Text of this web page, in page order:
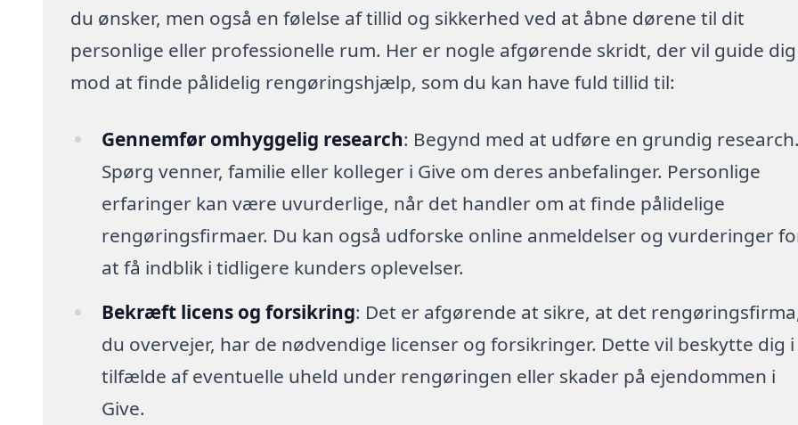
du ønsker, men også en følelse af tillid og sikkerhed ved at åbne dørene til dit
personlige eller professionelle rum. Her er nogle afgørende skridt, der vil guide dig
mod at finde pålidelig rengøringshjælp, som du kan have fuld tillid til:
Gennemfør omhyggelig research: Begynd med at udføre en grundig
Spørg venner, familie eller kolleger i Give om deres anbefalinger. Personlige
erfaringer kan være uvurderlige, når det handler om at finde pålidelige
rengøringsfirmaer. Du kan også udforske online anmeldelser og vurderinger
at få indblik i tidligere kunders oplevelser.
Bekræft licens og forsikring: Det er afgørende at sikre, at det
du overvejer, har de nødvendige licenser og forsikringer. Dette vil beskytte dig i
tilfælde af eventuelle uheld under rengøringen eller skader på ejendommen i
Give.